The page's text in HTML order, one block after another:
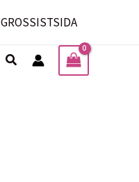
GROSSISTSIDA
Sök